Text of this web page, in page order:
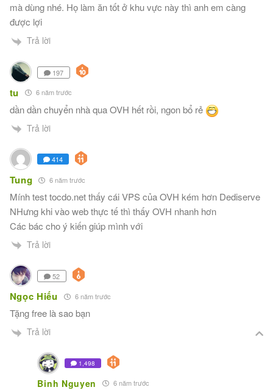
mà dùng nhé. Họ làm ăn tốt ở khu vực này thì anh em càng
được lợi
Trả lời
197
tu 6 năm trước
dần dần chuyển nhà qua OVH hết rồi, ngon bổ rẻ
Trả lời
414
Tung 6 năm trước
Mính test tocdo.net thấy cái VPS của OVH kém hơn Dediserve
NHưng khi vào web thực tế thì thấy OVH nhanh hơn
Các bác cho ý kiến giúp mình với
Trả lời
52
Ngọc Hiếu 6 năm trước
Tặng free là sao bạn
Trả lời
1,498
Binh Nguyen 6 năm trước